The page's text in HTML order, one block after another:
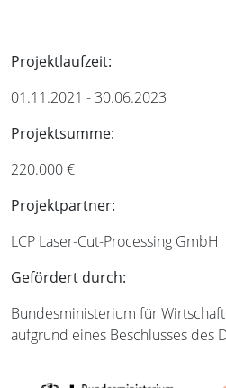
Projektlaufzeit:
01.11.2021 - 30.06.2023
Projektsumme:
220.000 €
Projektpartner:
LCP Laser-Cut-Processing GmbH
Gefördert durch:
Bundesministerium für
aufgrund eines Beschlusses des